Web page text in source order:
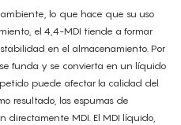
lo que hace que su uso
el 4,4-MDI tiende a formar
en el almacenamiento. Por
funda y se convierta en un líquido
puede afectar la calidad del
resultado, las espumas de
MDI. El MDI líquido,